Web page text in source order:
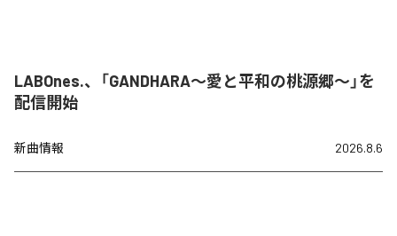
LABOnes.、「GANDHARA〜愛と平和の桃源郷〜」を
配信開始
新曲情報 2026.8.6